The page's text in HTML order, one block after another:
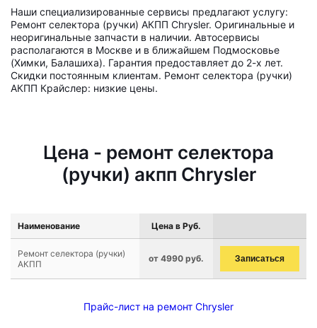
Наши специализированные сервисы предлагают услугу:
Ремонт селектора (ручки) АКПП Chrysler. Оригинальные и
неоригинальные запчасти в наличии. Автосервисы
располагаются в Москве и в ближайшем Подмосковье
(Химки, Балашиха). Гарантия предоставляет до 2-х лет.
Скидки постоянным клиентам. Ремонт селектора (ручки)
АКПП Крайслер: низкие цены.
Цена - ремонт селектора
(ручки) акпп Chrysler
Наименование Цена в Руб.
Ремонт селектора (ручки)
АКПП
от 4990 руб. Записаться
Прайс-лист на ремонт Chrysler